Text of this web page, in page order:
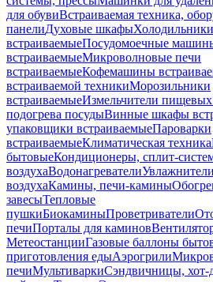
для обувиВстраиваемая техника,
панелиДуховые шкафыХолодильники
встраиваемыеПосудомоечные
встраиваемыеМикроволновые печи
встраиваемыеКофемашины
встраиваемой техникиМорозильники
встраиваемыеИзмельчители пищевых
подогрева посудыВинные шкафы
упаковщики встраиваемыеПароварки
встраиваемыеКлиматическая техника
бытовыеКондиционеры, сплит-
воздухаВодонагреватели
воздухаКамины, печи-камины
завесыТепловые
пушкиБиокаминыПроветриватели
печиПорталы для каминов
МетеостанцииГазовые баллоны
приготовления едыАэрогрили
печиМультиваркиСэндвичницы, хот-